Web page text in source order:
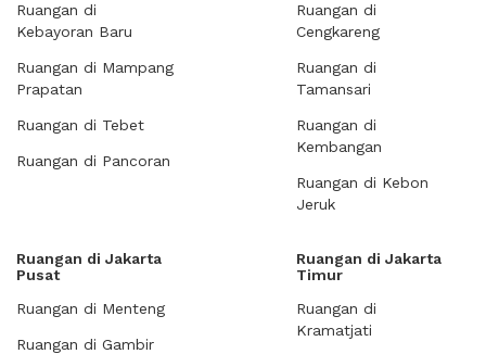
Ruangan di
Kebayoran Baru
Ruangan di Mampang
Prapatan
Ruangan di Tebet
Ruangan di Pancoran
Ruangan di
Cengkareng
Ruangan di
Tamansari
Ruangan di
Kembangan
Ruangan di Kebon
Jeruk
Ruangan di Jakarta
Pusat
Ruangan di Menteng
Ruangan di Gambir
Ruangan di Jakarta
Timur
Ruangan di
Kramatjati